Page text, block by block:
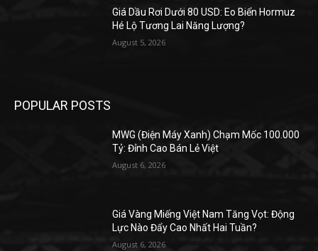
Giá Dầu Rơi Dưới 80 USD: Eo Biển Hormuz
Hé Lộ Tương Lai Năng Lượng?
August 5, 2026
POPULAR POSTS
MWG (Điện Máy Xanh) Chạm Mốc 100.000
Tỷ: Đỉnh Cao Bán Lẻ Việt
August 6, 2026
Giá Vàng Miếng Việt Nam Tăng Vọt: Động
Lực Nào Đẩy Cao Nhất Hai Tuần?
August 6, 2026